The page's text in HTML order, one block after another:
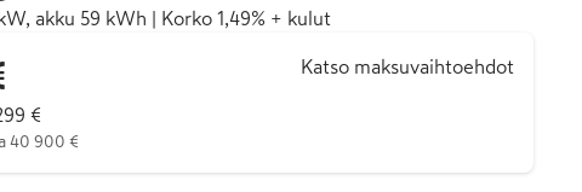
akku 59 kWh | Korko 1,49% + kulut
€
40 900 €
Katso maksuvaihtoehdot